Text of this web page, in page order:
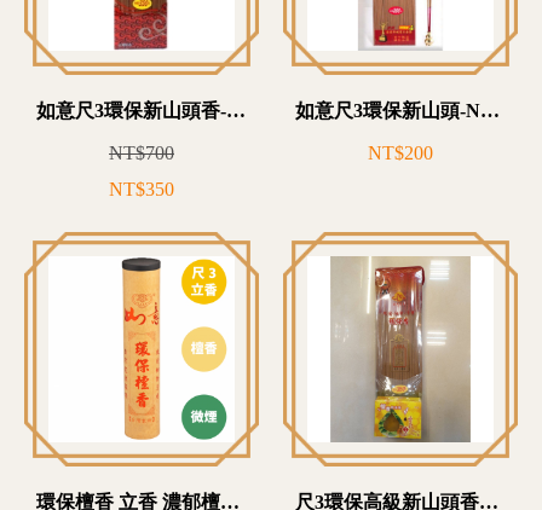
如意尺3環保新山頭香-NZ10T3205
NT$700
NT$350
如意尺3環保新山頭-NZ10T3107
NT$200
環保檀香 立香 濃郁檀香味 沉穩內斂 台灣手工香 尺3環保高級新山頭香組盒包(附贈檀香精油皂)-Z10T3509